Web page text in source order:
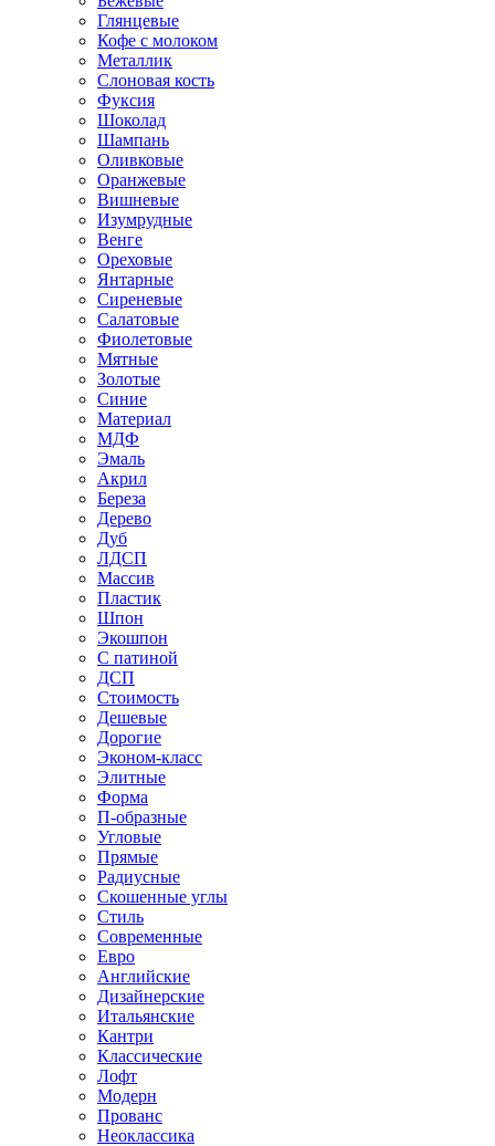
Глянцевые
Кофе с молоком
Металлик
Слоновая кость
Фуксия
Шоколад
Шампань
Оливковые
Оранжевые
Вишневые
Изумрудные
Венге
Ореховые
Янтарные
Сиреневые
Салатовые
Фиолетовые
Мятные
Золотые
Синие
Материал
МДФ
Эмаль
Акрил
Береза
Дерево
Дуб
ЛДСП
Массив
Пластик
Шпон
Экошпон
С патиной
ДСП
Стоимость
Дешевые
Дорогие
Эконом-класс
Элитные
Форма
П-образные
Угловые
Прямые
Радиусные
Скошенные углы
Стиль
Современные
Евро
Английские
Дизайнерские
Итальянские
Кантри
Классические
Лофт
Модерн
Прованс
Неоклассика